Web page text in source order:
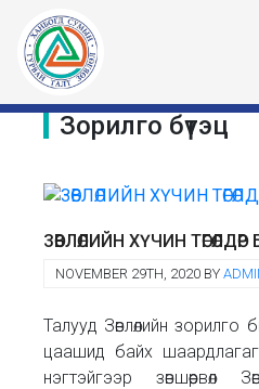
Зорилго бүтэц
ЗӨВЛӨЛИЙН ХҮЧИН
NOVEMBER 29TH, 2020 BY
Талууд Зөвлөлийн зорилго
цаашид байх
нэгтэйгээр зөвшөөрвөл